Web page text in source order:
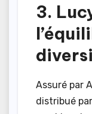
3.
Assuré par
distribué